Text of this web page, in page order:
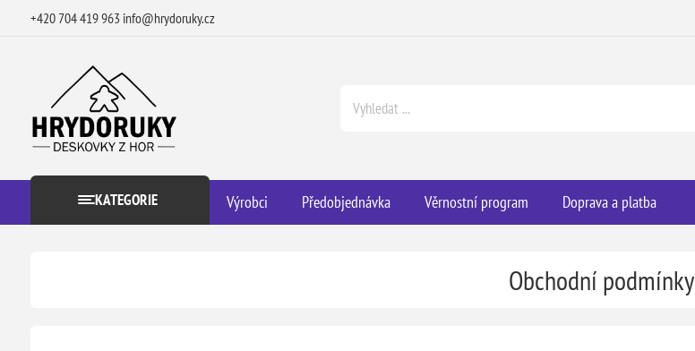
+420 704 419 963 info@hrydoruky.cz
KATEGORIE Výrobci Předobjednávka Věrnostní program Doprava a platba
Obchodní podmínky